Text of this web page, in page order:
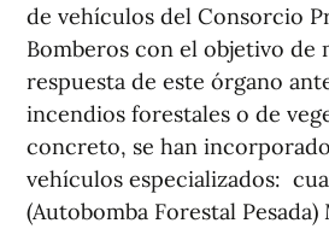
de vehículos del Consorcio
Bomberos con el objetivo de
respuesta de este órgano
incendios forestales o de
concreto, se han
vehículos especializados:
(Autobomba Forestal